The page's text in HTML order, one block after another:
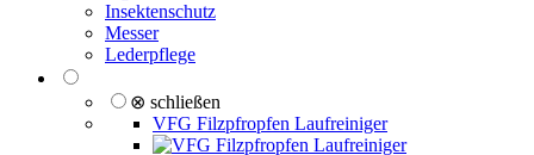
Insektenschutz
Messer
Lederpflege
⊗ schließen
VFG Filzpfropfen Laufreiniger